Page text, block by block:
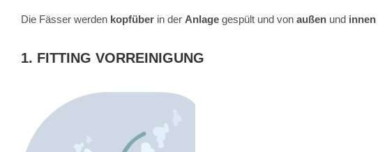
Die Fässer werden kopfüber in der Anlage gespült und von außen und innen
1. FITTING VORREINIGUNG